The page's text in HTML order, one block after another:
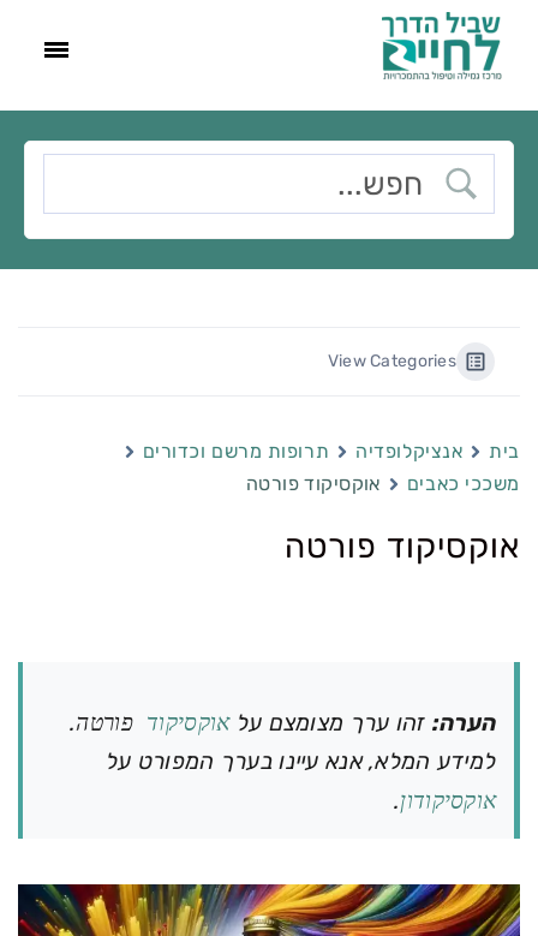
View Categories
בית אנציקלופדיה
תרופות מרשם וכדורים
משככי כאבים
אוקסיקוד פורטה
אוקסיקוד פורטה
הערה: זהו ערך מצומצם עלאוקסיקוד פורטה.
למידע המלא, אנא עיינו בערך המפורט על
אוקסיקודון.